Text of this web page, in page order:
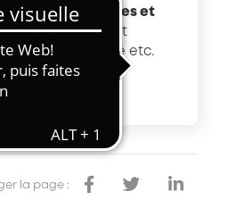
d'eau et d'assainissement
du bois
et travail aérien
les compétences et
Elle vous permet
changer de poste etc.
la page :